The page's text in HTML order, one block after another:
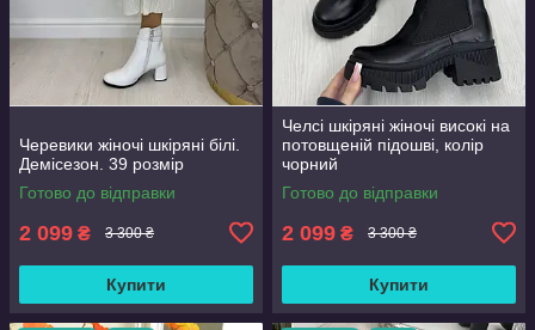
Черевики жіночі шкіряні білі.
Демісезон. 39 розмір
Готово до відправки
2 099 ₴ 3 300 ₴
Купити
Челсі шкіряні жіночі високі на
потовщеній підошві, колір
чорний
Готово до відправки
2 099 ₴ 3 300 ₴
Купити